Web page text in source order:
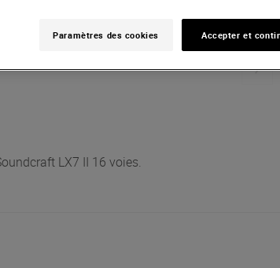
LX7 II 16 voies.
Paramètres des cookies Accepter et